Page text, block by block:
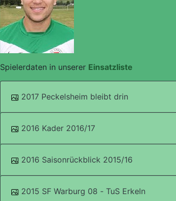
Spielerdaten in unserer Einsatzliste
2017 Peckelsheim bleibt drin
2016 Kader 2016/17
2016 Saisonrückblick 2015/16
2015 SF Warburg 08 - TuS Erkeln